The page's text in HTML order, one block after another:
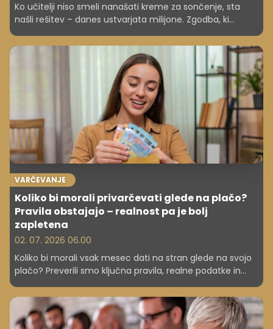
Ko učitelji niso smeli nanašati kreme za sončenje, sta
našli rešitev – danes ustvarjata milijone. Zgodba, ki
dokazuje, kako nastanejo velike poslovne ideje.
VARČEVANJE
Koliko bi morali privarčevati glede na plačo?
Pravila obstajajo – realnost pa je bolj
zapletena
02. 07. 2026 06.00
Koliko bi morali vsak mesec dati na stran glede na svojo
plačo? Preverili smo ključna pravila, realne podatke in
razlike med teorijo in prakso.